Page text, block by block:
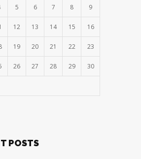
5 6 7 8 9
12 13 14 15 16
19 20 21 22 23
26 27 28 29 30
POSTS